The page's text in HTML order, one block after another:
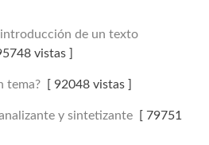
de un texto
vistas ]
tema?[ 92048 vistas ]
y sintetizante[ 79751